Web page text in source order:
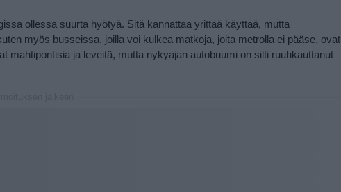
ollessa suurta hyötyä. Sitä kannattaa yrittää käyttää, mutta
myös busseissa, joilla voi kulkea matkoja, joita metrolla ei pääse, ovat
ja leveitä, mutta nykyajan autobuumi on silti ruuhkauttanut